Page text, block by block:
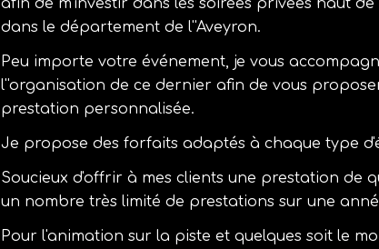
afin de m'investir dans les soirées privées haut de
dans le département de l''Aveyron.
Peu importe votre événement, je vous
l''organisation de ce dernier afin de vous
prestation personnalisée.
Je propose des forfaits adaptés à chaque type
Soucieux d'offrir à mes clients une prestation de
un nombre très limité de prestations sur une
Pour l'animation sur la piste et quelques soit le